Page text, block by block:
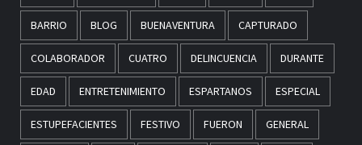
BARRIO BLOG BUENAVENTURA CAPTURADO
COLABORADOR CUATRO DELINCUENCIA DURANTE
EDAD ENTRETENIMIENTO ESPARTANOS ESPECIAL
ESTUPEFACIENTES FESTIVO FUERON GENERAL